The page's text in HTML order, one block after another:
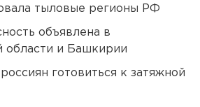
тыловые регионы РФ
объявлена в
области и Башкирии
готовиться к затяжной